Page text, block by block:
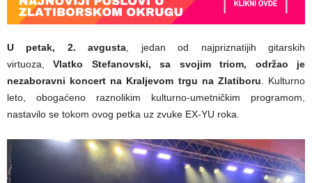
U petak, 2. avgusta , jedan od najpriznatijih gitarskih
virtuoza,Vlatko Stefanovski, sa svojim triom, održao je
nezaboravni koncert na Kraljevom trgu na Zlatiboru . Kulturno
leto, obogaćeno raznolikim kulturno-umetničkim programom,
nastavilo se tokom ovog petka uz zvuke EX-YU roka.